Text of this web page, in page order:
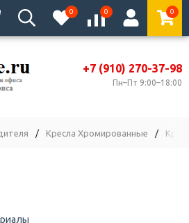
0 0 0
+7 (910) 270-37-98
Пн–Пт 9:00–18:00
/ Кресла Хромированные /